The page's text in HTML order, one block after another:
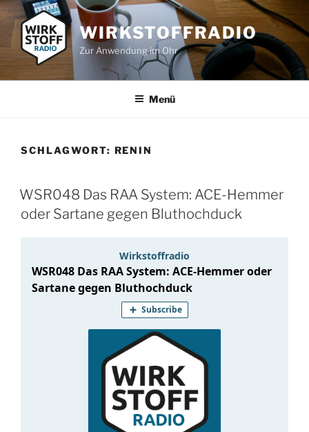
Zum
Inhalt
springen
WIRKSTOFFRADIO
Zur Anwendung im Ohr
Menü
SCHLAGWORT: RENIN
WSR048 Das RAA System: ACE-Hemmer
oder Sartane gegen Bluthochduck